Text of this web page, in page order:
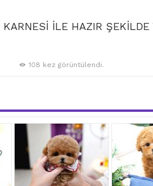
İLE HAZIR
108 kez görüntülendi.